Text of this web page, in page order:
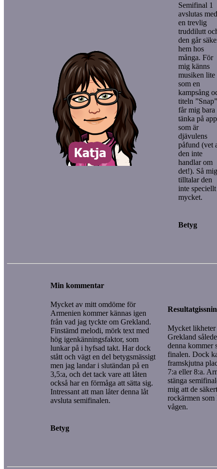
Semifinal 1
avslutas med
en trevlig
truddilutt
den går
hem hos
många. För
mig känns
musiken lite
som en
kampsång
titeln ”Snap”
får mig bara
tänka på
som är
djävulens
påfund (vet
den inte
handlar om
det!). Så mig
tilltalar den
inte speciellt
mycket.
Betyg
Min kommentar
Mycket av mitt omdöme för
Armenien kommer kännas igen
från vad jag tyckte om Grekland.
Finstämd melodi, mörk text med
hög igenkänningsfaktor, som
lunkar på i hyfsad takt. Har dock
stått och vägt en del betygsmässigt
men jag landar i slutändan på en
3,5:a, och det tack vare att låten
också har en förmåga att sätta sig.
Intressant att man låter denna låt
avsluta semifinalen.
Betyg
Mycket likheter
Grekland
denna kommer
finalen. Dock
framskjutna
7:a eller 8:a.
stänga
mig att de
rockärmen
vågen.